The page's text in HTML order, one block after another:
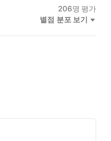
206명 평가
별점 분포 보기